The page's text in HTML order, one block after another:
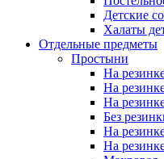
Детские
Халаты
Отдельные предметы
Простыни
На
На
На
Без
На
На